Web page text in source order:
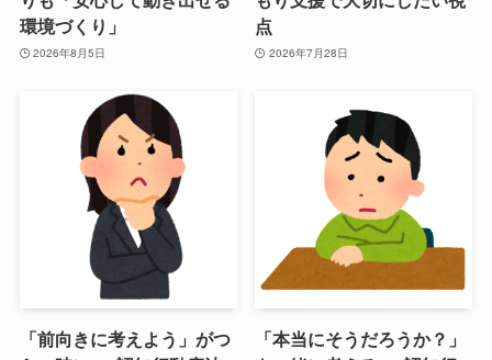
環境づくり」
2026年8月5日
点
2026年7月28日
「前向きに考えよう」がつ
「本当にそうだろうか？」